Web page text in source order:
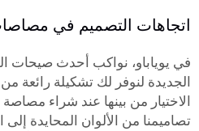
اتجاهات التصميم في
في يوياباو، نواكب أحدث صيحات
الجديدة لنوفر لك تشكيلة رائعة
الاختيار من بينها عند شراء
تصاميمنا من الألوان المحايدة إلى